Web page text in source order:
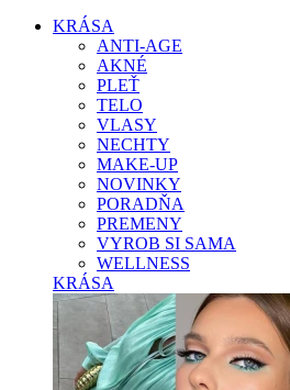
KRÁSA
ANTI-AGE
AKNÉ
PLEŤ
TELO
VLASY
NECHTY
MAKE-UP
NOVINKY
PORADŇA
PREMENY
VYROB SI SAMA
WELLNESS
KRÁSA